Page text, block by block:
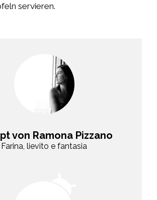
servieren.
von Ramona Pizzano
Farina, lievito e fantasia